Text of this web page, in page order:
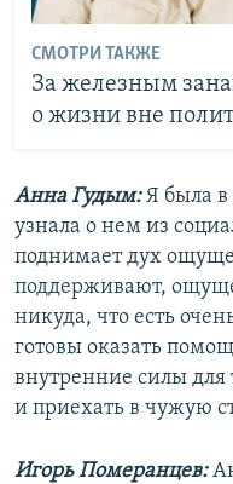
СМОТРИ ТАКЖЕ
За железным
о жизни вне
Анна Гудым:Я была в
узнала о нем из
поднимает дух
поддерживают,
никуда, что есть
готовы оказать
внутренние силы для
и приехать в чужую
Игорь Померанцев: